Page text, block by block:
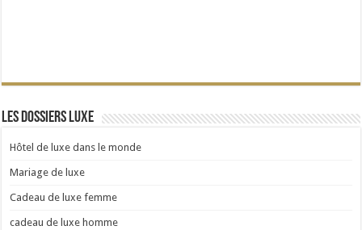
Les dossiers Luxe
Hôtel de luxe dans le monde
Mariage de luxe
Cadeau de luxe femme
cadeau de luxe homme